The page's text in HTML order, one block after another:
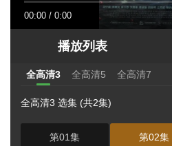
00:00 / 0:00
播放列表
全高清3 全高清5 全高清7
全高清3 选集 (共2集)
第01集 第02集